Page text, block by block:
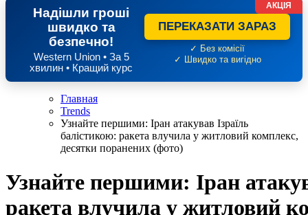
Надішли гроші
швидко та
безпечно!
Western Union • За 5
хвилин • Кращий курс
ПЕРЕКАЗАТИ ЗАРАЗ
✓ Без комісії
✓ Швидко та вигідно
АКЦІЯ
Главная
Trends
Узнайте першими: Іран атакував Ізраїль
балістикою: ракета влучила у житловий комплекс,
десятки поранених (фото)
Узнайте першими: Іран
ракета влучила у житловий